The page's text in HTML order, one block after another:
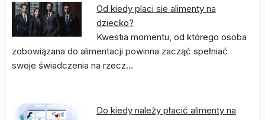
Od kiedy placi sie alimenty na
dziecko?
Kwestia momentu, od którego osoba
zobowiązana do alimentacji powinna zacząć spełniać
swoje świadczenia na rzecz…
Do kiedy należy płacić alimenty na